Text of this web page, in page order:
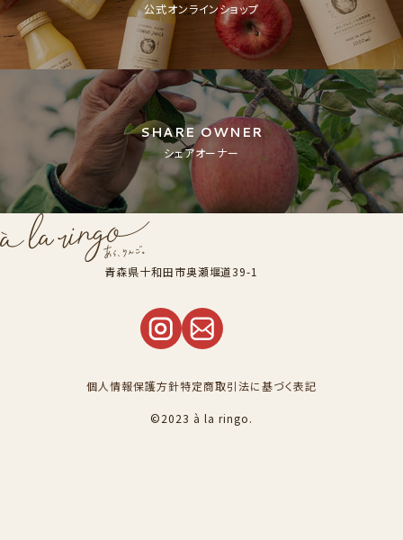
公式オンラインショップ
SHARE OWNER
シェアオーナー
青森県十和田市奥瀬堰道39-1
個人情報保護方針特定商取引法に基づく表記
©2023 à la ringo.